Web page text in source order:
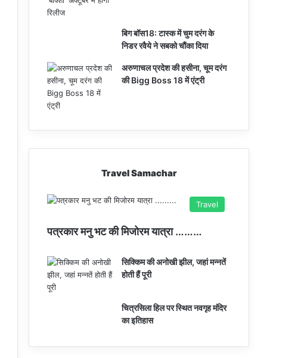
बिग बॉस18: टास्क में चुम दरंग के
निडर रवैये ने सबको चौंका दिया
अरुणाचल प्रदेश की हसीना, चूम दरंग
की Bigg Boss 18 में एंट्री
Travel Samachar
Travel
पत्रकार मनु भट की मिजोरम यात्रा ………
सिक्किम की अनोखी झील, जहां मन्नतें
होती हैं पूरी
चित्रसिला हिल पर स्थित नवगृह मंदिर
का इतिहास